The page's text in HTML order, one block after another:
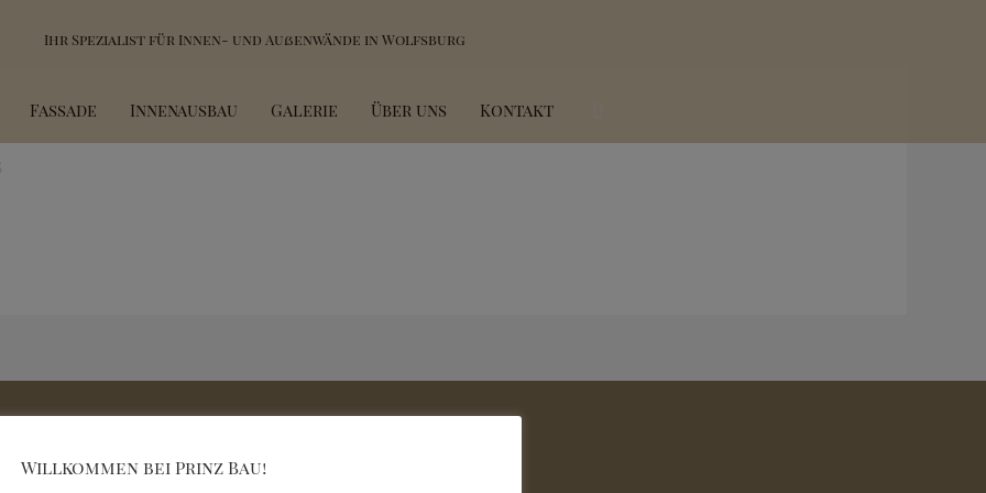
Ihr Spezialist für Innen- und Außenwände in Wolfsburg
Fassade Innenausbau Galerie Über uns Kontakt
Willkommen bei Prinz Bau!